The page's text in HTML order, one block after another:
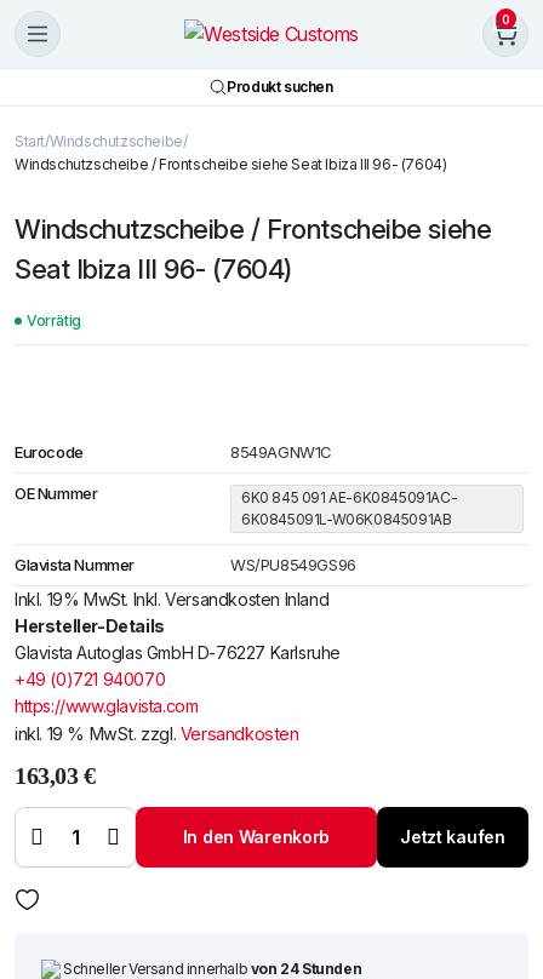
0
Produkt suchen
Start Windschutzscheibe
Windschutzscheibe / Frontscheibe siehe Seat Ibiza III 96- (7604)
Windschutzscheibe / Frontscheibe siehe
Seat Ibiza III 96- (7604)
Vorrätig
Eurocode 8549AGNW1C
OE Nummer
6K0 845 091 AE-6K0845091AC-
6K0845091L-W06K0845091AB
Glavista Nummer WS/PU8549GS96
Inkl. 19% MwSt. Inkl. Versandkosten Inland
Hersteller-Details
Glavista Autoglas GmbH D-76227 Karlsruhe
+49 (0)721 940070
https://www.glavista.com
inkl. 19 % MwSt. zzgl. Versandkosten
163,03€
Windschutzscheibe
/ Frontscheibe
siehe Seat Ibiza III
96- (7604) Menge
In den Warenkorb Jetzt kaufen
Schneller Versand innerhalb von 24 Stunden